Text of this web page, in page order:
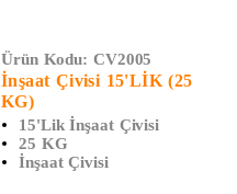
Ürün Kodu: CV2005
İnşaat Çivisi 15'LİK (25
KG)
15'lik İnşaat Çivisi
25 KG
İnşaat Çivisi